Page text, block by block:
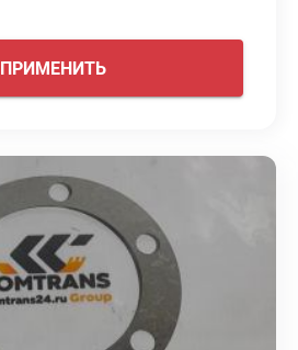
ПРИМЕНИТЬ